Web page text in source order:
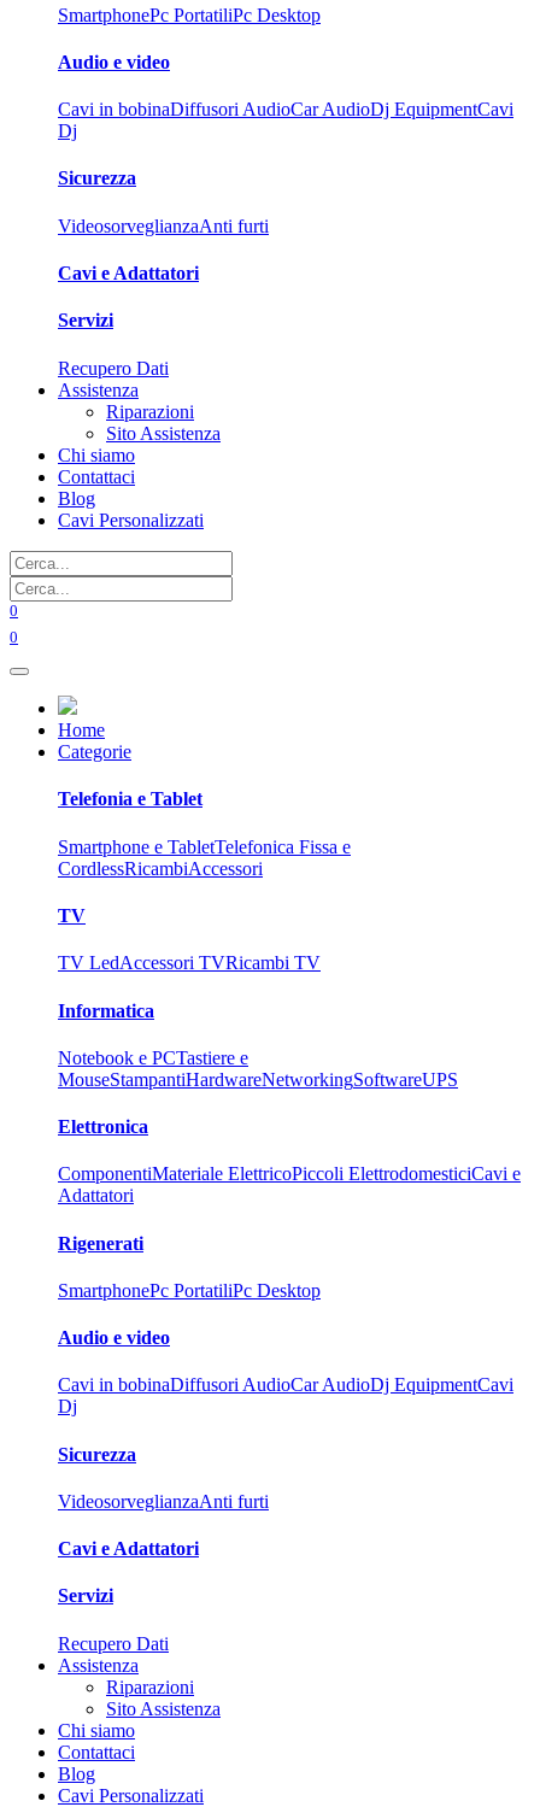
SmartphonePc PortatiliPc Desktop
Audio e video
Cavi in bobinaDiffusori AudioCar AudioDj EquipmentCavi
Dj
Sicurezza
VideosorveglianzaAnti furti
Cavi e Adattatori
Servizi
Recupero Dati
Assistenza
Riparazioni
Sito Assistenza
Chi siamo
Contattaci
Blog
Cavi Personalizzati
0
0
Home
Categorie
Telefonia e Tablet
Smartphone e TabletTelefonica Fissa e
CordlessRicambiAccessori
TV
TV LedAccessori TVRicambi TV
Informatica
Notebook e PCTastiere e
MouseStampantiHardwareNetworkingSoftwareUPS
Elettronica
ComponentiMateriale ElettricoPiccoli ElettrodomesticiCavi e
Adattatori
Rigenerati
SmartphonePc PortatiliPc Desktop
Audio e video
Cavi in bobinaDiffusori AudioCar AudioDj EquipmentCavi
Dj
Sicurezza
VideosorveglianzaAnti furti
Cavi e Adattatori
Servizi
Recupero Dati
Assistenza
Riparazioni
Sito Assistenza
Chi siamo
Contattaci
Blog
Cavi Personalizzati